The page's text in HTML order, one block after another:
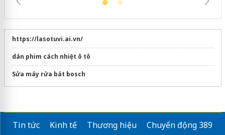
https://lasotuvi.ai.vn/
dán phim cách nhiệt ô tô
Sửa máy rửa bát bosch
Tin tức Kinh tế Thương hiệu
Chuyển động 389